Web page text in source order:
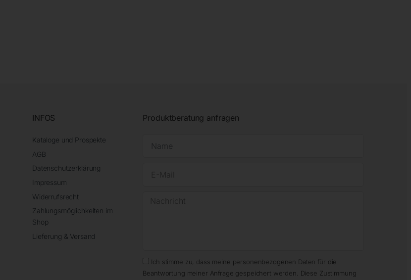
INFOS
Kataloge und Prospekte
AGB
Datenschutzerklärung
Impressum
Widerrufsrecht
Zahlungsmöglichkeiten im
Shop
Lieferung & Versand
Produktberatung anfragen
Ich stimme zu, dass meine personenbezogenen Daten für die
Beantwortung meiner Anfrage gespeichert werden. Diese Zustimmung